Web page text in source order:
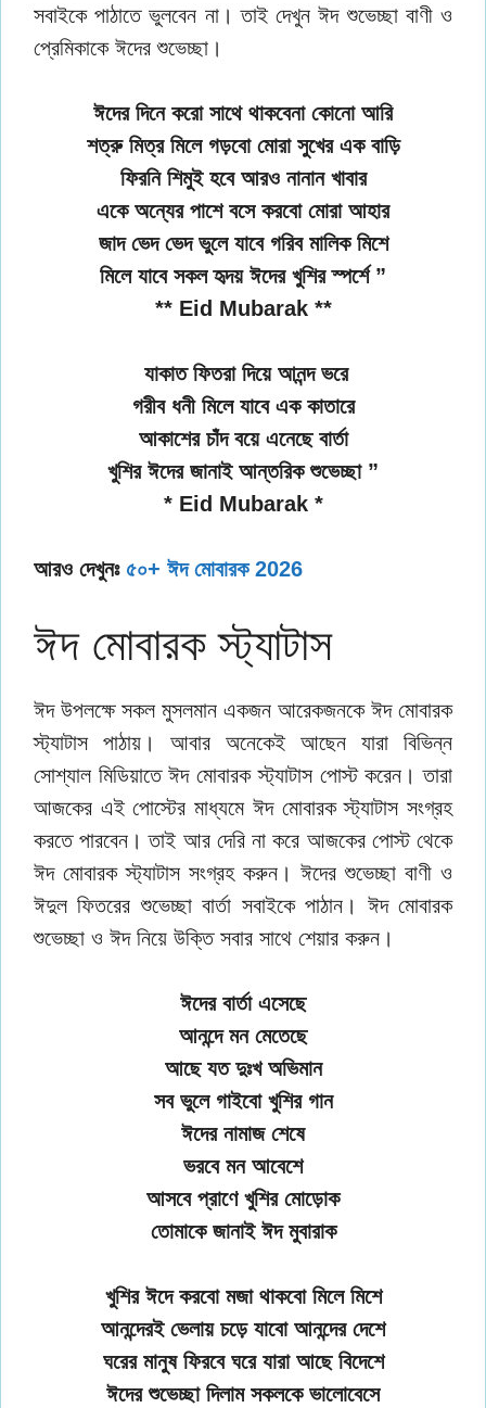
সবাইকে পাঠাতে ভুলবেন না। তাই দেখুন ঈদ শুভেচ্ছা বাণী ও
প্রেমিকাকে ঈদের শুভেচ্ছা।
ঈদের দিনে করো সাথে থাকবেনা কোনো আরি
শত্রু মিত্র মিলে গড়বো মোরা সুখের এক বাড়ি
ফিরনি শিমুই হবে আরও নানান খাবার
একে অন্যের পাশে বসে করবো মোরা আহার
জাদ ভেদ ভেদ ভুলে যাবে গরিব মালিক মিশে
মিলে যাবে সকল হৃদয় ঈদের খুশির স্পর্শে ”
** Eid Mubarak **
যাকাত ফিতরা দিয়ে আনন্দ ভরে
গরীব ধনী মিলে যাবে এক কাতারে
আকাশের চাঁদ বয়ে এনেছে বার্তা
খুশির ঈদের জানাই আন্তরিক শুভেচ্ছা ”
* Eid Mubarak *
আরও দেখুনঃ ৫০+ ঈদ মোবারক 2026
ঈদ মোবারক স্ট্যাটাস
ঈদ উপলক্ষে সকল মুসলমান একজন আরেকজনকে ঈদ মোবারক
স্ট্যাটাস পাঠায়। আবার অনেকেই আছেন যারা বিভিন্ন
সোশ্যাল মিডিয়াতে ঈদ মোবারক স্ট্যাটাস পোস্ট করেন। তারা
আজকের এই পোস্টের মাধ্যমে ঈদ মোবারক স্ট্যাটাস সংগ্রহ
করতে পারবেন। তাই আর দেরি না করে আজকের পোস্ট থেকে
ঈদ মোবারক স্ট্যাটাস সংগ্রহ করুন। ঈদের শুভেচ্ছা বাণী ও
ঈদুল ফিতরের শুভেচ্ছা বার্তা সবাইকে পাঠান। ঈদ মোবারক
শুভেচ্ছা ও ঈদ নিয়ে উক্তি সবার সাথে শেয়ার করুন।
ঈদের বার্তা এসেছে
আনন্দে মন মেতেছে
আছে যত দুঃখ অভিমান
সব ভুলে গাইবো খুশির গান
ঈদের নামাজ শেষে
ভরবে মন আবেশে
আসবে প্রাণে খুশির মোড়োক
তোমাকে জানাই ঈদ মুবারাক
খুশির ঈদে করবো মজা থাকবো মিলে মিশে
আনন্দেরই ভেলায় চড়ে যাবো আনন্দের দেশে
ঘরের মানুষ ফিরবে ঘরে যারা আছে বিদেশে
ঈদের শুভেচ্ছা দিলাম সকলকে ভালোবেসে